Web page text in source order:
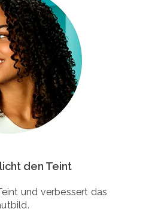
den Teint
und verbessert das